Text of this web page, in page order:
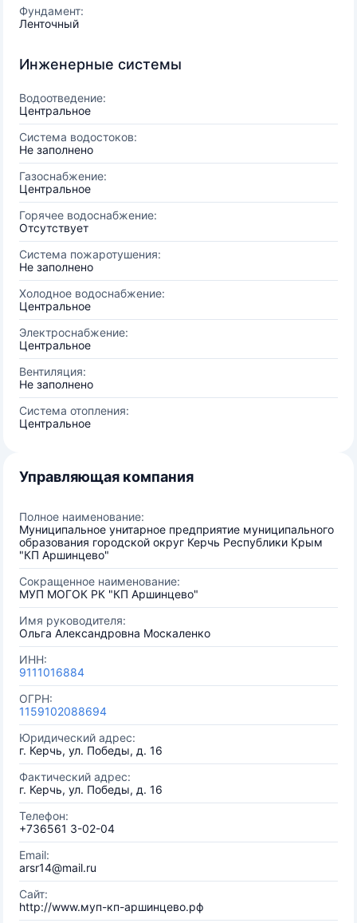
Фундамент:
Ленточный
Инженерные системы
Водоотведение:
Центральное
Система водостоков:
Не заполнено
Газоснабжение:
Центральное
Горячее водоснабжение:
Отсутствует
Система пожаротушения:
Не заполнено
Холодное водоснабжение:
Центральное
Электроснабжение:
Центральное
Вентиляция:
Не заполнено
Система отопления:
Центральное
Управляющая компания
Полное наименование:
Муниципальное унитарное предприятие муниципального
образования городской округ Керчь Республики Крым
"КП Аршинцево"
Сокращенное наименование:
МУП МОГОК РК "КП Аршинцево"
Имя руководителя:
Ольга Александровна Москаленко
ИНН:
9111016884
ОГРН:
1159102088694
Юридический адрес:
г. Керчь, ул. Победы, д. 16
Фактический адрес:
г. Керчь, ул. Победы, д. 16
Телефон:
+736561 3-02-04
Email:
arsr14@mail.ru
Сайт:
http://www.муп-кп-аршинцево.рф